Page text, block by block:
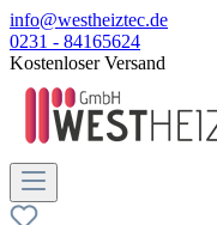
info@westheiztec.de
0231 - 84165624
Kostenloser Versand